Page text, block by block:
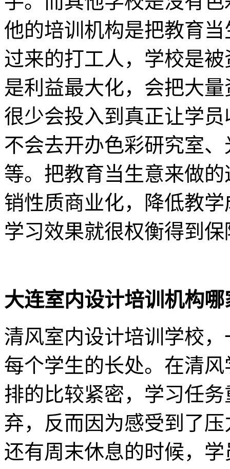
他的培训机构是把教育
过来的打工人，学校是
是利益最大化，会把大
很少会投入到真正让学
不会去开办色彩研究室
等。把教育当生意来做
销性质商业化，降低教
学习效果就很权衡得到保
大连室内设计培训机构哪
清风室内设计培训学校
每个学生的长处。在清
排的比较紧密，学习任
弃，反而因为感受到了
还有周末休息的时候，